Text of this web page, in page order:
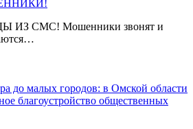
СМС! Мошенники звонят и
до малых городов: в Омской области
благоустройство общественных